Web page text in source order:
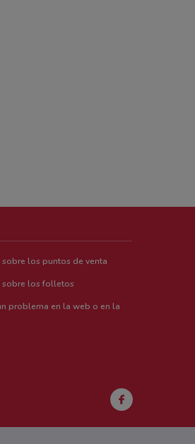
los puntos de venta
sobre los folletos
problema en la web o en la